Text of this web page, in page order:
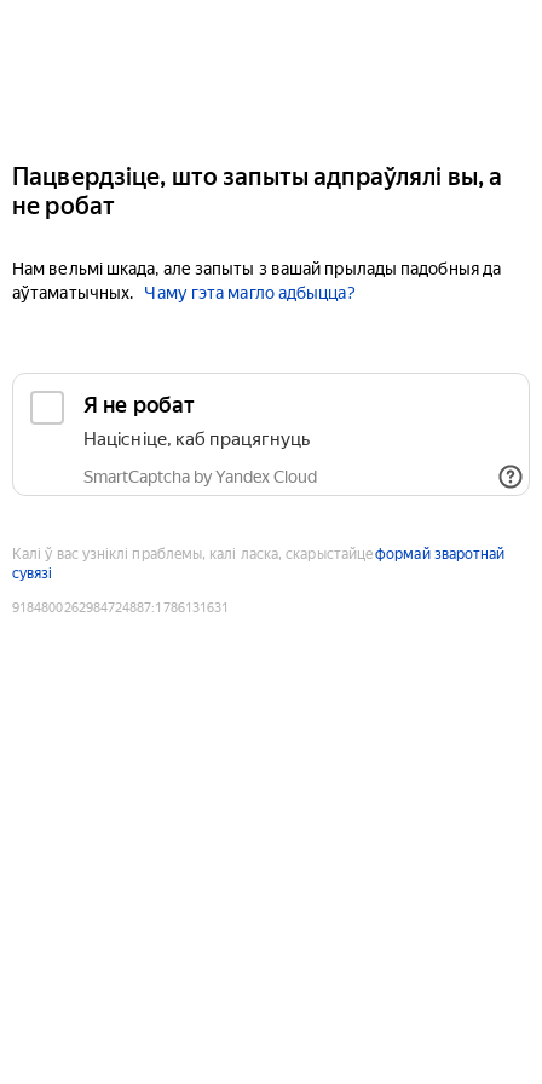
Пацвердзіце, што запыты адпраўлялі вы, а
не робат
Нам вельмі шкада, але запыты з вашай прылады падобныя да
аўтаматычных.
Чаму гэта магло адбыцца?
Я не робат
Націсніце, каб працягнуць
SmartCaptcha by Yandex Cloud
Калі ў вас узніклі праблемы, калі ласка, скарыстайцеформай зваротнай
сувязі
9184800262984724887:1786131631